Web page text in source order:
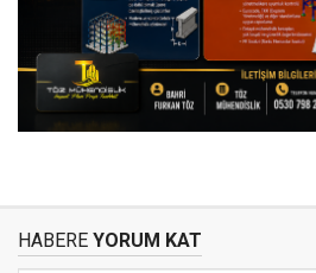
HABERE YORUM KAT